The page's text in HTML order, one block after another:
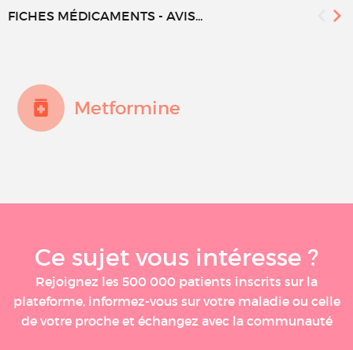
FICHES MÉDICAMENTS - AVIS...
Metformine
Ce sujet vous intéresse ?
Rejoignez les 500 000 patients inscrits sur la
plateforme, informez-vous sur votre maladie ou celle
de votre proche et échangez avec la communauté